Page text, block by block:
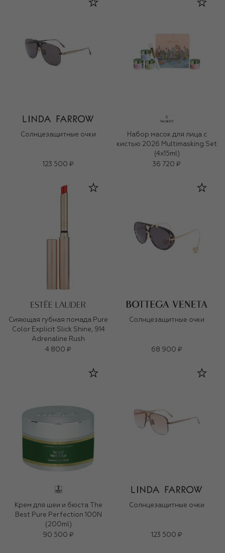
Солнцезащитные очки
123 500 ₽
Набор масок для лица с
кистью 2026 Multimasking Set
(4x15ml)
36 720 ₽
Сияющая губная помада Pure
Color Explicit Slick Shine, 914
Adrenaline Rush
4 800 ₽
Солнцезащитные очки
68 900 ₽
Крем для шеи и бюста The
Best Pure Perfection 100N
(200ml)
90 500 ₽
Солнцезащитные очки
123 500 ₽